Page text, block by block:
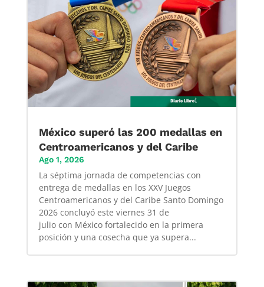
México superó las 200 medallas en
Centroamericanos y del Caribe
Ago 1, 2026
La séptima jornada de competencias con
entrega de medallas en los XXV Juegos
Centroamericanos y del Caribe Santo Domingo
2026 concluyó este viernes 31 de
julio con México fortalecido en la primera
posición y una cosecha que ya supera...